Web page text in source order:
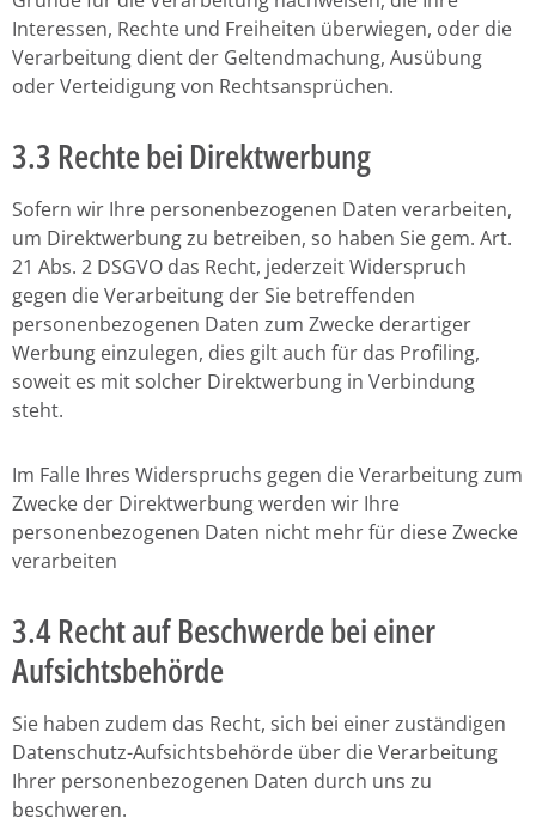
Interessen, Rechte und Freiheiten überwiegen, oder die
Verarbeitung dient der Geltendmachung, Ausübung
oder Verteidigung von Rechtsansprüchen.
3.3 Rechte bei Direktwerbung
Sofern wir Ihre personenbezogenen Daten verarbeiten,
um Direktwerbung zu betreiben, so haben Sie gem. Art.
21 Abs. 2 DSGVO das Recht, jederzeit Widerspruch
gegen die Verarbeitung der Sie betreffenden
personenbezogenen Daten zum Zwecke derartiger
Werbung einzulegen, dies gilt auch für das Profiling,
soweit es mit solcher Direktwerbung in Verbindung
steht.
Im Falle Ihres Widerspruchs gegen die Verarbeitung zum
Zwecke der Direktwerbung werden wir Ihre
personenbezogenen Daten nicht mehr für diese Zwecke
verarbeiten
3.4 Recht auf Beschwerde bei einer
Aufsichtsbehörde
Sie haben zudem das Recht, sich bei einer zuständigen
Datenschutz-Aufsichtsbehörde über die Verarbeitung
Ihrer personenbezogenen Daten durch uns zu
beschweren.